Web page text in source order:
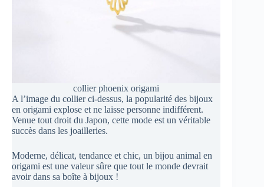
collier phoenix origami
A l’image du collier ci-dessus, la popularité des bijoux
en origami explose et ne laisse personne indifférent.
Venue tout droit du Japon, cette mode est un véritable
succès dans les joailleries.
Moderne, délicat, tendance et chic, un bijou animal en
origami est une valeur sûre que tout le monde devrait
avoir dans sa boîte à bijoux !